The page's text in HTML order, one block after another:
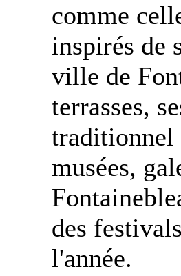
comme
inspirés de
ville de
terrasses,
traditionnel
musées,
des
l'année.